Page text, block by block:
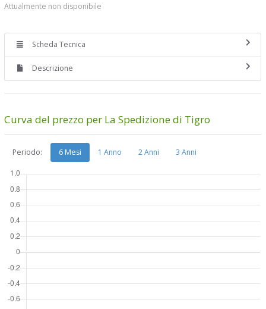
Attualmente non disponibile
Scheda Tecnica
Descrizione
Curva del prezzo per La Spedizione di Tigro
Periodo: 6 Mesi 1 Anno 2 Anni 3 Anni